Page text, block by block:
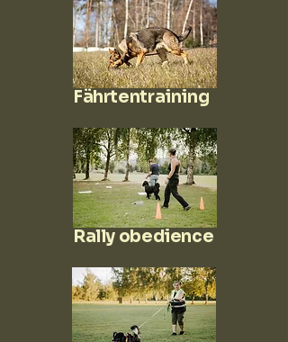
Fährtentraining
Rally obedience